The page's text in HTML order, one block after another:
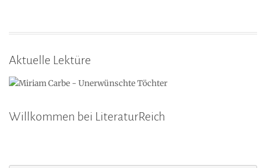
Aktuelle Lektüre
Willkommen bei LiteraturReich